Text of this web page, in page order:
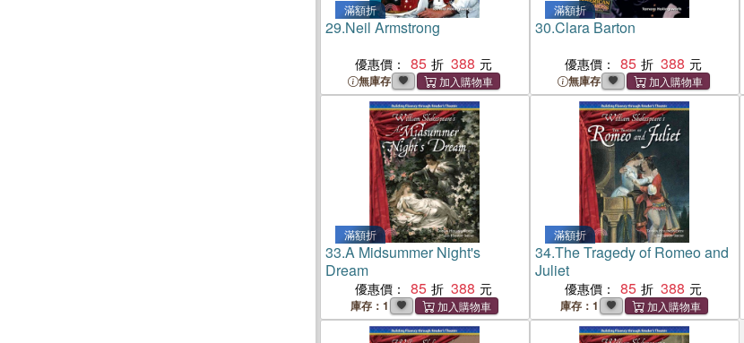
滿額折
29.Neil Armstrong
優惠價： 85 388
無庫存
滿額折
30.Clara Barton
優惠價： 85 388
無庫存
滿額折
33.A Midsummer Night's
Dream
優惠價： 85 388
庫存：1
滿額折
34.The Tragedy of Romeo and
Juliet
優惠價： 85 388
庫存：1